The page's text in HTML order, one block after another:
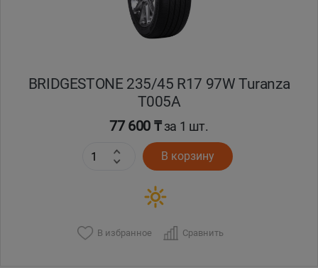
BRIDGESTONE 235/45 R17 97W Turanza
T005А
77 600 ₸за 1 шт.
В корзину
В избранное Сравнить